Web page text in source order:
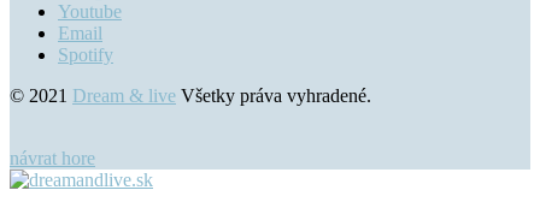
Youtube
Email
Spotify
© 2021 Dream & live Všetky práva vyhradené.
návrat hore